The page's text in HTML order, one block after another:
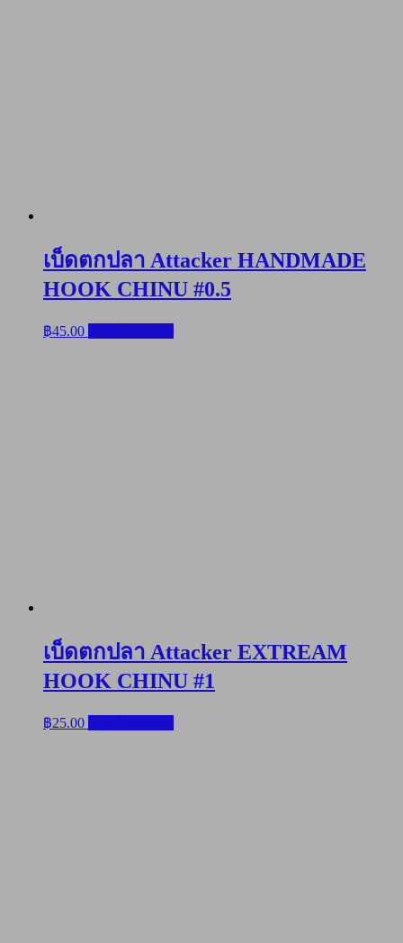
เบ็ดตกปลา Attacker HANDMADE
HOOK CHINU #0.5
฿45.00
เบ็ดตกปลา Attacker EXTREAM
HOOK CHINU #1
฿25.00